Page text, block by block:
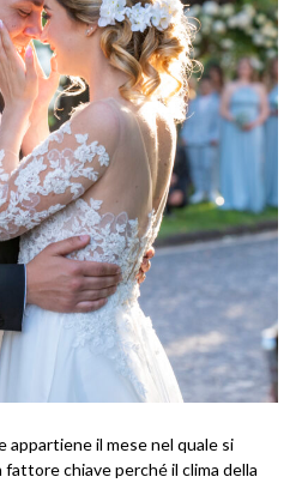
appartiene il mese nel quale si
chiave perché il clima della